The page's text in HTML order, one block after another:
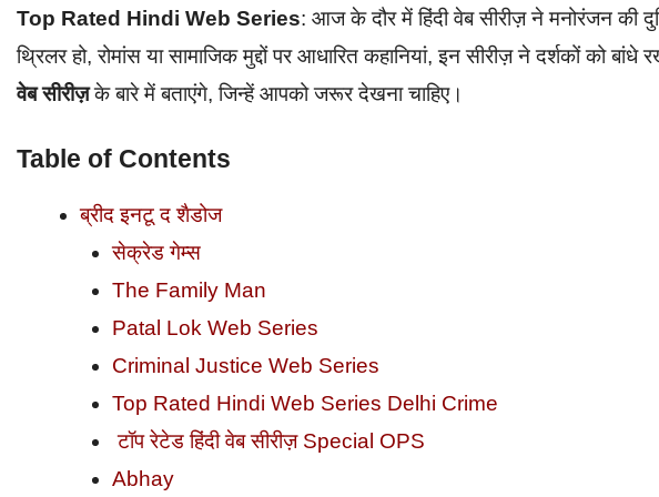
Top Rated Hindi Web Series: आज के दौर में हिंदी वेब सीरीज़ ने मनोरंजन की
थ्रिलर हो, रोमांस या सामाजिक मुद्दों पर आधारित कहानियां, इन सीरीज़ ने दर्शकों को
वेब सीरीज़के बारे में बताएंगे, जिन्हें आपको जरूर देखना चाहिए।
Table of Contents
ब्रीद इनटू द शैडोज
सेक्रेड गेम्स
The Family Man
Patal Lok Web Series
Criminal Justice Web Series
Top Rated Hindi Web Series Delhi Crime
टॉप रेटेड हिंदी वेब सीरीज़ Special OPS
Abhay